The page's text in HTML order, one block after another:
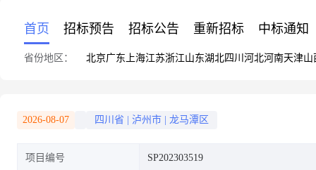
首页 招标预告 招标公告 重新招标 中标通知
省份地区： 北京广东 上海江苏浙江山东湖北四川 河北河南天津山
2026-08-07 四川省 泸州市 龙马潭区
项目编号 SP202303519